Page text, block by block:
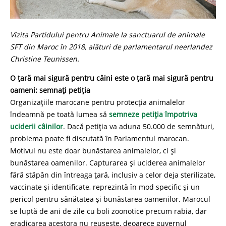
Vizita Partidului pentru Animale la sanctuarul de animale
SFT din Maroc în 2018, alături de parlamentarul neerlandez
Christine Teunissen.
O țară mai sigură pentru câini este o țară mai sigură pentru
oameni: semnați petiția
Organizațiile marocane pentru protecția animalelor
îndeamnă pe toată lumea să semneze petiția împotriva
uciderii câinilor. Dacă petiția va aduna 50.000 de semnături,
problema poate fi discutată în Parlamentul marocan.
Motivul nu este doar bunăstarea animalelor, ci și
bunăstarea oamenilor. Capturarea și uciderea animalelor
fără stăpân din întreaga țară, inclusiv a celor deja sterilizate,
vaccinate și identificate, reprezintă în mod specific și un
pericol pentru sănătatea și bunăstarea oamenilor. Marocul
se luptă de ani de zile cu boli zoonotice precum rabia, dar
eradicarea acestora nu reușește, deoarece guvernul